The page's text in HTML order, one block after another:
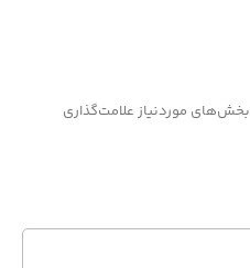
بخش‌های موردنیاز علامت‌گذاری